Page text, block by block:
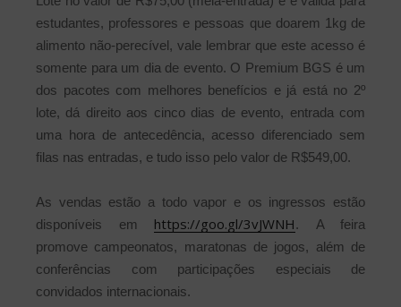
estudantes, professores e pessoas que doarem 1kg de
alimento não-perecível, vale lembrar que este acesso é
somente para um dia de evento. O Premium BGS é um
dos pacotes com melhores benefícios e já está no 2º
lote, dá direito aos cinco dias de evento, entrada com
uma hora de antecedência, acesso diferenciado sem
filas nas entradas, e tudo isso pelo valor de R$549,00.
As vendas estão a todo vapor e os ingressos estão
disponíveis em https://goo.gl/3vJWNH. A feira
promove campeonatos, maratonas de jogos, além de
conferências com participações especiais de
convidados internacionais.